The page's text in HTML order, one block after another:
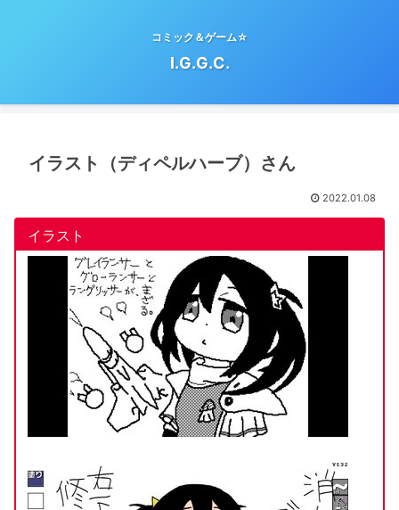
コミック＆ゲーム☆
I.G.G.C.
イラスト（ディペルハーブ）さん
2022.01.08
イラスト